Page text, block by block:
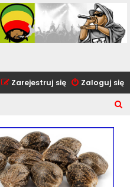
Zaloguj się
Zarejestruj się